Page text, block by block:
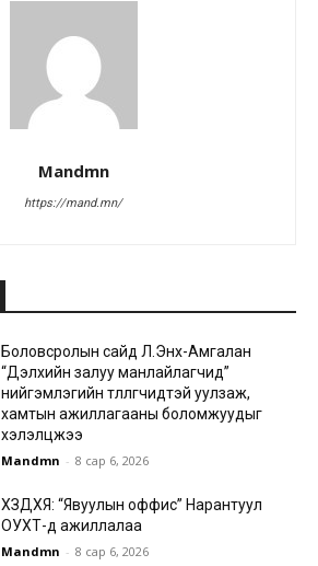
Mandmn
https://mand.mn/
Боловсролын сайд Л.Энх-Амгалан
“Дэлхийн залуу манлайлагчид”
нийгэмлэгийн төлөөлөгчидтэй уулзаж,
хамтын ажиллагааны боломжуудыг
хэлэлцжээ
Mandmn - 8 сар 6, 2026
ХЗДХЯ: “Явуулын оффис” Нарантуул
ОУХТ-д ажиллалаа
Mandmn - 8 сар 6, 2026